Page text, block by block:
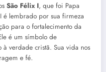
São Félix I, que foi Papa
é lembrado por sua firmeza
para o fortalecimento da
é um símbolo de
à verdade cristã. Sua vida nos
e fé.